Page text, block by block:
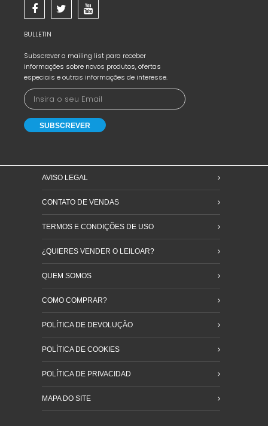
BULLETIN
Subscrever a mailing list para receber
informações sobre novos produtos, ofertas
especiais e outras informações de interesse.
AVISO LEGAL
CONTATO DE VENDAS
TERMOS E CONDIÇÕES DE USO
¿QUIERES VENDER O LEILOAR?
QUEM SOMOS
COMO COMPRAR?
POLÍTICA DE DEVOLUÇÃO
POLÍTICA DE COOKIES
POLÍTICA DE PRIVACIDAD
MAPA DO SITE